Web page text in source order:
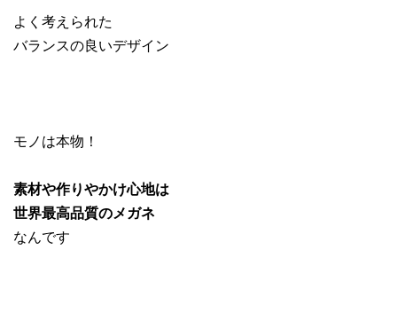
よく考えられた
バランスの良いデザイン
モノは本物！
素材や作りやかけ心地は
世界最高品質のメガネ
なんです